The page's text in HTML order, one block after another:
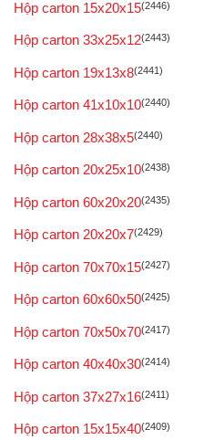
Hộp carton 15x20x15(2446)
Hộp carton 33x25x12(2443)
Hộp carton 19x13x8(2441)
Hộp carton 41x10x10(2440)
Hộp carton 28x38x5(2440)
Hộp carton 20x25x10(2438)
Hộp carton 60x20x20(2435)
Hộp carton 20x20x7(2429)
Hộp carton 70x70x15(2427)
Hộp carton 60x60x50(2425)
Hộp carton 70x50x70(2417)
Hộp carton 40x40x30(2414)
Hộp carton 37x27x16(2411)
Hộp carton 15x15x40(2409)